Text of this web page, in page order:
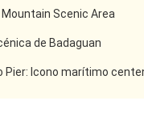
Mountain Scenic Area
de Badaguan